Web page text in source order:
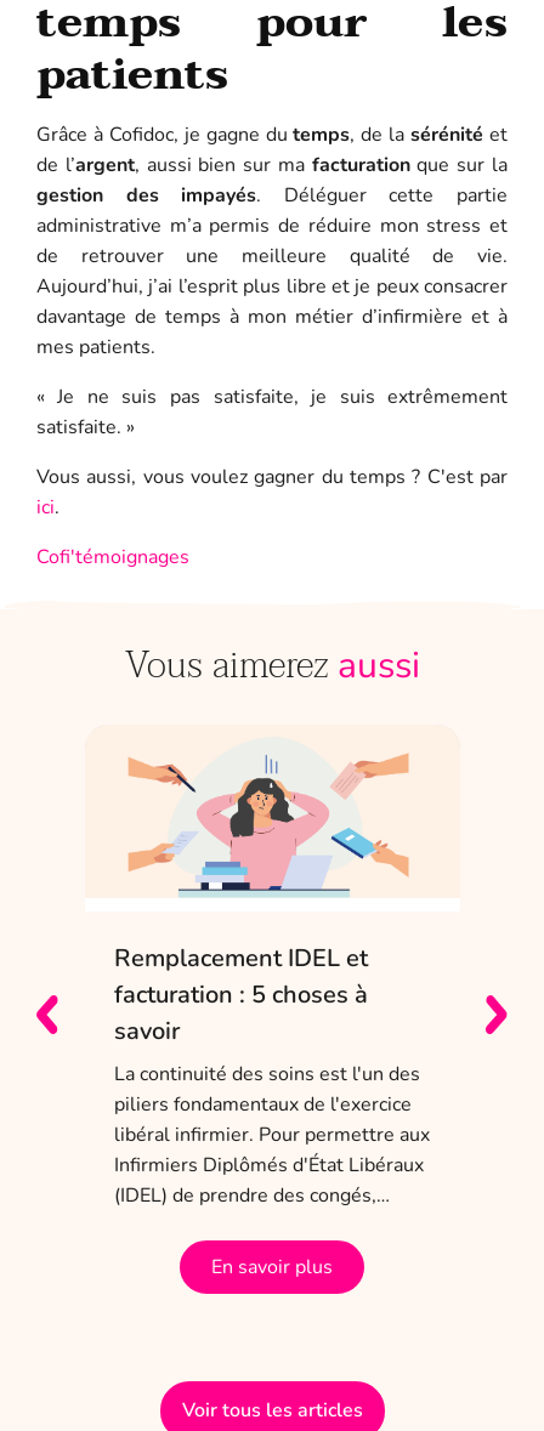
temps pour les
patients
Grâce à Cofidoc, je gagne dutemps, de lasérénité et
de l’argent, aussi bien sur ma facturationque sur la
gestion des impayés. Déléguer cette partie
administrative m’a permis de réduire mon stress et
de retrouver une meilleure qualité de vie.
Aujourd’hui, j’ai l’esprit plus libre et je peux consacrer
davantage de temps à mon métier d’infirmière et à
mes patients.
« Je ne suis pas satisfaite, je suis extrêmement
satisfaite. »
Vous aussi, vous voulez gagner du temps ? C'est par
ici.
Cofi'témoignages
Vous aimerez aussi
Remplacement IDEL et
facturation : 5 choses à
savoir
La continuité des soins est l'un des
piliers fondamentaux de l'exercice
libéral infirmier. Pour permettre aux
Infirmiers Diplômés d'État Libéraux
(IDEL) de prendre des congés,…
En savoir plus
Voir tous les articles